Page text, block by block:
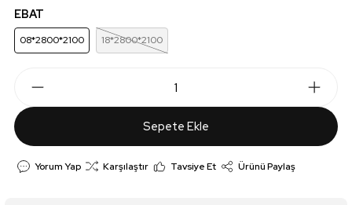
EBAT
08*2800*2100 18*2800*2100
Sepete Ekle
Yorum Yap Karşılaştır Tavsiye Et Ürünü Paylaş